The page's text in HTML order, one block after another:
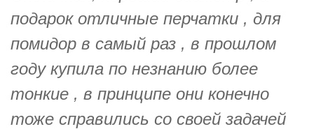
подарок отличные перчатки , для
помидор в самый раз , в прошлом
году купила по незнанию более
тонкие , в принципе они конечно
тоже справились со своей задачей